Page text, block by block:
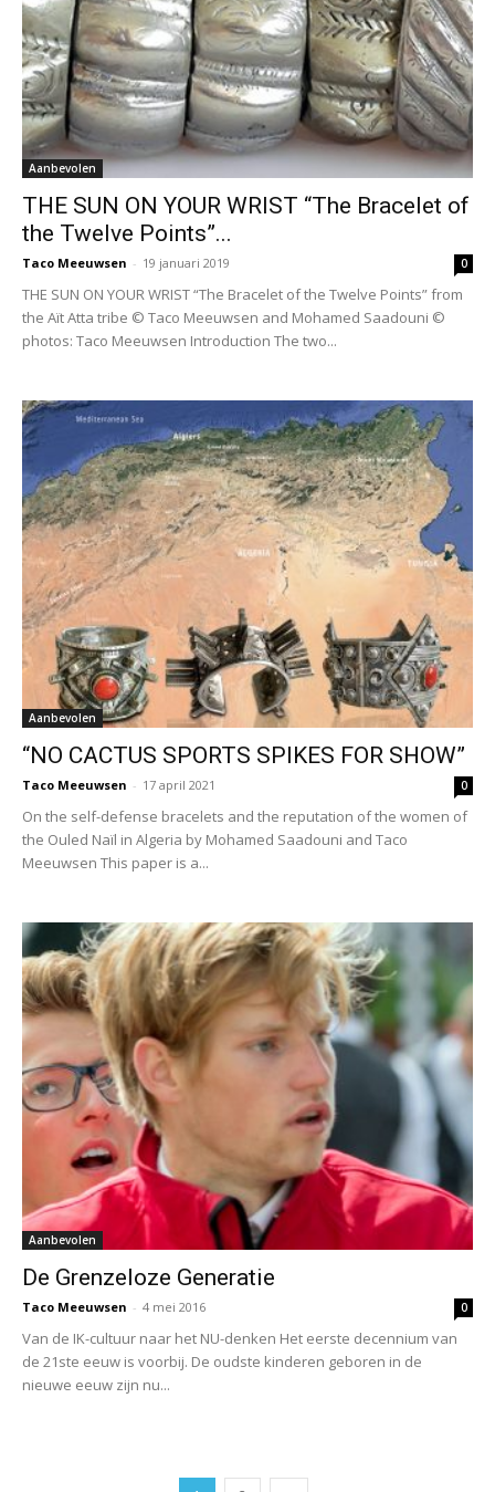
Aanbevolen
THE SUN ON YOUR WRIST “The Bracelet of
the Twelve Points”...
Taco Meeuwsen - 19 januari 2019 0
THE SUN ON YOUR WRIST “The Bracelet of the Twelve Points” from
the Aït Atta tribe © Taco Meeuwsen and Mohamed Saadouni ©
photos: Taco Meeuwsen Introduction The two...
Aanbevolen
“NO CACTUS SPORTS SPIKES FOR SHOW”
Taco Meeuwsen - 17 april 2021 0
On the self-defense bracelets and the reputation of the women of
the Ouled Naïl in Algeria by Mohamed Saadouni and Taco
Meeuwsen This paper is a...
Aanbevolen
De Grenzeloze Generatie
Taco Meeuwsen - 4 mei 2016 0
Van de IK-cultuur naar het NU-denken Het eerste decennium van
de 21ste eeuw is voorbij. De oudste kinderen geboren in de
nieuwe eeuw zijn nu...